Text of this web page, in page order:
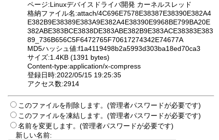
ページ:Linuxデバイスドライバ開発 カーネルスレッド
格納ファイル名:attach/4C696E7578E38387E38390E382A4
E382B9E38389E383A9E382A4E38390E9968BE799BA20E
382ABE383BCE3838DE383ABE382B9E383ACE38383E383
89_736B656C5F6472765F70617274342E74677A
MD5ハッシュ値:f1a4119498b2a5993d303ba18ed70ca3
サイズ:1.4KB (1391 bytes)
Content-type:application/x-compress
登録日時:2022/05/15 19:25:35
アクセス数:2914
このファイルを削除します。(管理者パスワードが必要です)
このファイルを凍結します。(管理者パスワードが必要です)
名前を変更します。(管理者パスワードが必要です)
新しい名前: